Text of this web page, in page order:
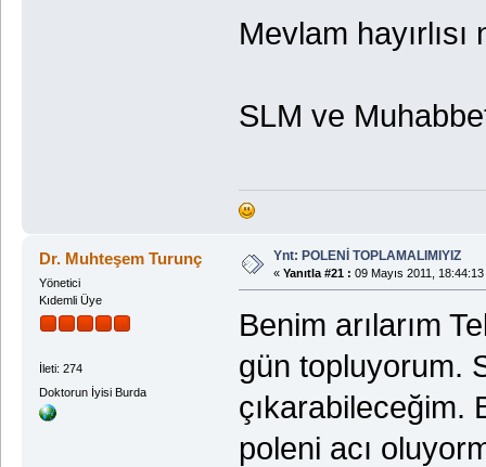
Mevlam
SLM ve
Dr. Muhteşem Turunç
Yönetici
Kıdemli Üye
İleti: 274
Doktorun İyisi Burda
Ynt: POLENİ TOPLAMALIMIYIZ
« Yanıtla #21 : 09 Mayıs 2011, 18:44:13
Benim arılarım
gün topluyorum.
çıkarabileceğim.
poleni acı